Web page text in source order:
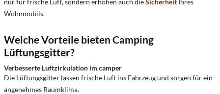
Wohnmobils.
Welche Vorteile bieten Camping
Lüftungsgitter?
Verbesserte Luftzirkulation im camper
Die Lüftungsgitter lassen frische Luft ins Fahrzeug und sorgen für ein
angenehmes Raumklima.